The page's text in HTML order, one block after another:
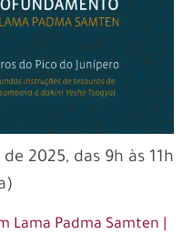
2025, das 9h às 11h
Padma Samten |